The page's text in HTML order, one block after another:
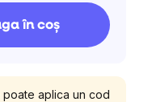
în coş
aplica un cod